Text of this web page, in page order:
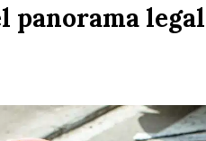
panorama